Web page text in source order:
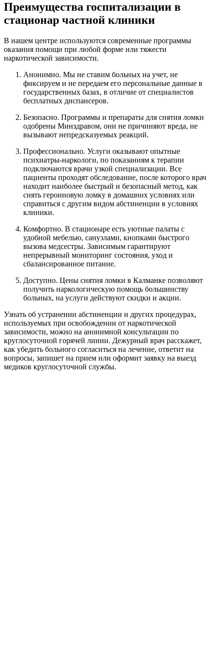
Преимущества госпитализации в
стационар частной клиники
В нашем центре используются современные программы
оказания помощи при любой форме или тяжести
наркотической зависимости.
Анонимно. Мы не ставим больных на учет, не
фиксируем и не передаем его персональные данные в
государственных базах, в отличие от специалистов
бесплатных диспансеров.
Безопасно. Программы и препараты для снятия ломки
одобрены Минздравом, они не причиняют вреда, не
вызывают непредсказуемых реакций.
Профессионально. Услуги оказывают опытные
психиатры-наркологи, по показаниям к терапии
подключаются врачи узкой специализации. Все
пациенты проходят обследование, после которого врач
находит наиболее быстрый и безопасный метод, как
снять героиновую ломку в домашних условиях или
справиться с другим видом абстиненции в условиях
клиники.
Комфортно. В стационаре есть уютные палаты с
удобной мебелью, санузлами, кнопками быстрого
вызова медсестры. Зависимым гарантируют
непрерывный мониторинг состояния, уход и
сбалансированное питание.
Доступно. Цены снятия ломки в Калманке позволяют
получить наркологическую помощь большинству
больных, на услуги действуют скидки и акции.
Узнать об устранении абстиненции и других процедурах,
используемых при освобождении от наркотической
зависимости, можно на анонимной консультации по
круглосуточной горячей линии. Дежурный врач расскажет,
как убедить больного согласиться на лечение, ответит на
вопросы, запишет на прием или оформит заявку на выезд
медиков круглосуточной службы.